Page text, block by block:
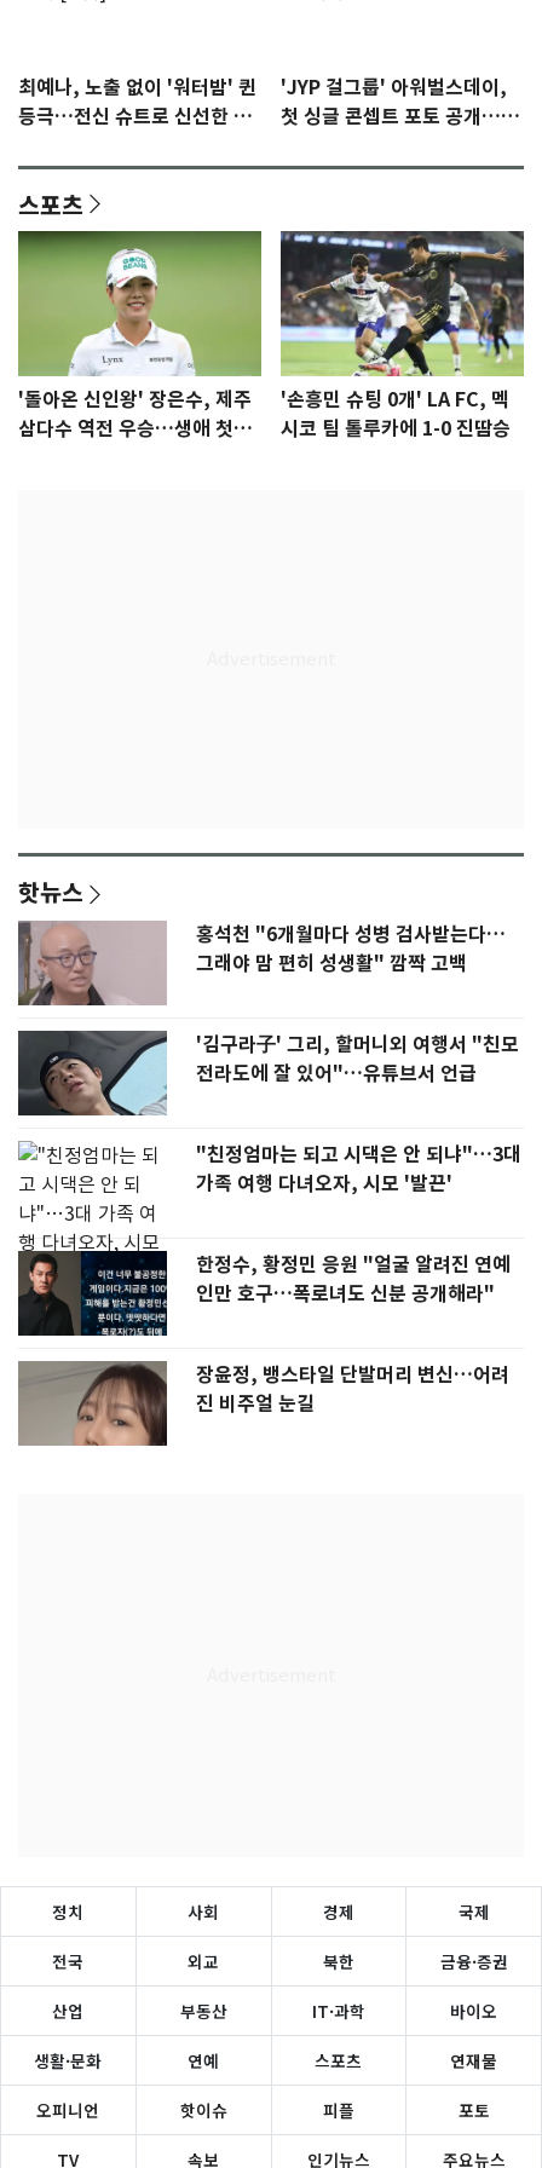
최예나, 노출 없이 '워터밤' 퀸
등극…전신 슈트로 신선한 충
'JYP 걸그룹' 아워벌스데이,
첫 싱글 콘셉트 포토 공개…청
스포츠
'돌아온 신인왕' 장은수, 제주
삼다수 역전 우승…생애 첫승
'손흥민 슈팅 0개' LA FC, 멕
시코 팀 톨루카에 1-0 진땀승
핫뉴스
홍석천 "6개월마다 성병 검사받는다…
그래야 맘 편히 성생활" 깜짝 고백
'김구라子' 그리, 할머니외 여행서 "친모
전라도에 잘 있어"…유튜브서 언급
"친정엄마는 되고 시댁은 안 되냐"…3대
가족 여행 다녀오자, 시모 '발끈'
한정수, 황정민 응원 "얼굴 알려진 연예
인만 호구…폭로녀도 신분 공개해라"
장윤정, 뱅스타일 단발머리 변신…어려
진 비주얼 눈길
정치 사회 경제 국제
전국 외교 북한 금융·증권
산업 부동산 IT·과학 바이오
생활·문화 연예 스포츠 연재물
오피니언 핫이슈 피플 포토
TV 속보 인기뉴스 주요뉴스